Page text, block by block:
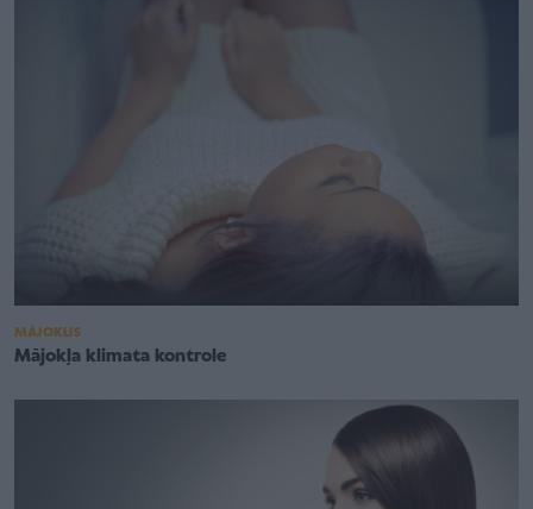
MĀJOKLIS
Mājokļa klimata kontrole